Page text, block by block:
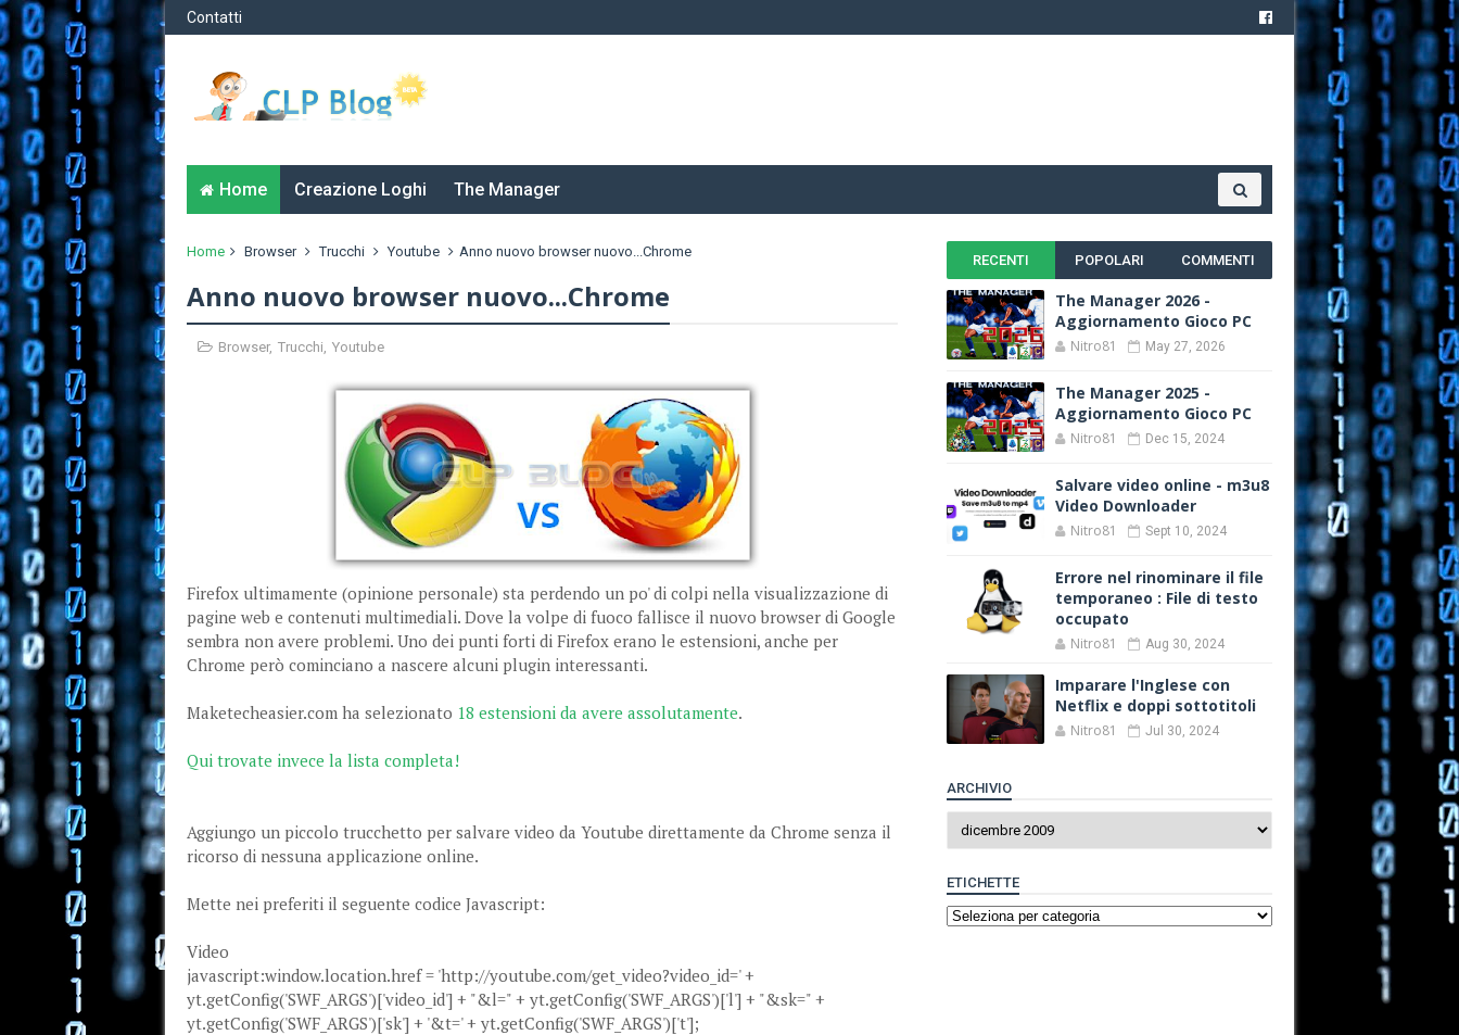
Contatti
Home Creazione Loghi The Manager
Home Browser Trucchi Youtube Anno nuovo browser nuovo...Chrome
Anno nuovo browser nuovo...Chrome
Browser, Trucchi, Youtube
Firefox ultimamente (opinione personale) sta perdendo un po' di colpi nella visualizzazione di
pagine web e contenuti multimediali. Dove la volpe di fuoco fallisce il nuovo browser di Google
sembra non avere problemi. Uno dei punti forti di Firefox erano le estensioni, anche per
Chrome però cominciano a nascere alcuni plugin interessanti.
Maketecheasier.com ha selezionato 18 estensioni da avere assolutamente.
Qui trovate invece la lista completa!
Aggiungo un piccolo trucchetto per salvare video da Youtube direttamente da Chrome senza il
ricorso di nessuna applicazione online.
Mette nei preferiti il seguente codice Javascript:
Video
javascript:window.location.href = 'http://youtube.com/get_video?video_id=' +
yt.getConfig('SWF_ARGS')['video_id'] + "&l=" + yt.getConfig('SWF_ARGS')['l'] + "&sk=" +
yt.getConfig('SWF_ARGS')['sk'] + '&t=' + yt.getConfig('SWF_ARGS')['t'];
RECENTI POPOLARI COMMENTI
The Manager 2026 -
Aggiornamento Gioco PC
Nitro81 May 27, 2026
The Manager 2025 -
Aggiornamento Gioco PC
Nitro81 Dec 15, 2024
Salvare video online - m3u8
Video Downloader
Nitro81 Sept 10, 2024
Errore nel rinominare il file
temporaneo : File di testo
occupato
Nitro81 Aug 30, 2024
Imparare l'Inglese con
Netflix e doppi sottotitoli
Nitro81 Jul 30, 2024
ARCHIVIO
ETICHETTE